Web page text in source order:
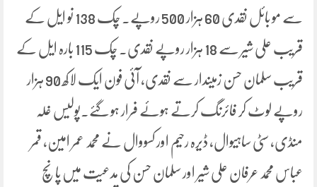
سے مو بائل نقدی 60 ہزار 500 روپے۔ چک 138 نو ایل کے
قریب علی شیر سے 18 ہزار روپے نقدی۔ چک 115 بارہ ایل کے
قریب سلمان حسن زمیندار سے نقدی، آئی فون ایک لاکھ 90 ہزار
روپے لوٹ کر فائرنگ کرتے ہوئے فرار ہو گئے۔پولیس غلہ
منڈی، سٹی ساہیوال، ڈیرہ رحیم اور کسووال نے محمد عمر امین، قمر
عباس محمد عرفان علی شیر اور سلمان حسن کی مدعیت میں پانچ